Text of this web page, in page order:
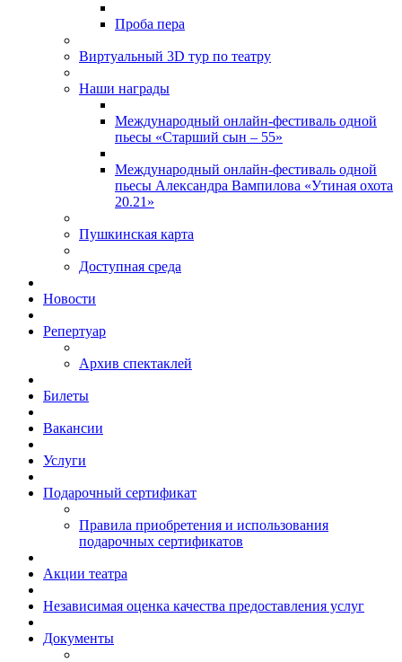
Проба пера
Виртуальный 3D тур по театру
Наши награды
Международный онлайн-фестиваль одной
пьесы «Старший сын – 55»
Международный онлайн-фестиваль одной
пьесы Александра Вампилова «Утиная охота
20.21»
Пушкинская карта
Доступная среда
Новости
Репертуар
Архив спектаклей
Билеты
Вакансии
Услуги
Подарочный сертификат
Правила приобретения и использования
подарочных сертификатов
Акции театра
Независимая оценка качества предоставления услуг
Документы